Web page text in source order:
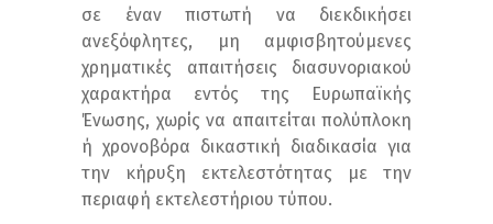
σε έναν πιστωτή να διεκδικήσει
ανεξόφλητες, μη αμφισβητούμενες
χρηματικές απαιτήσεις διασυνοριακού
χαρακτήρα εντός της Ευρωπαϊκής
Ένωσης, χωρίς να απαιτείται πολύπλοκη
ή χρονοβόρα δικαστική διαδικασία για
την κήρυξη εκτελεστότητας με την
περιαφή εκτελεστήριου τύπου.